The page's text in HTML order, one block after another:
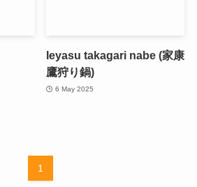
Ieyasu takagari nabe (家康
鷹狩り鍋)
6 May 2025
1